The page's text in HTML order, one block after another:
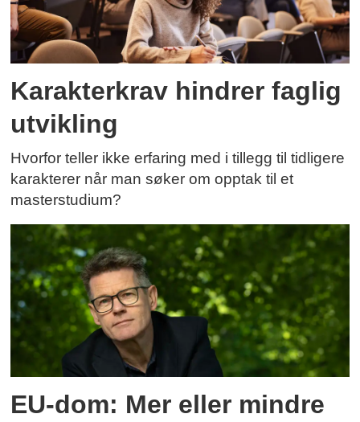
Karakterkrav hindrer faglig
utvikling
Hvorfor teller ikke erfaring med i tillegg til tidligere
karakterer når man søker om opptak til et
masterstudium?
EU-dom: Mer eller mindre